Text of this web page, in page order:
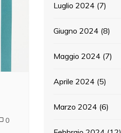
0
Luglio 2024 (7)
Giugno 2024 (8)
Maggio 2024 (7)
Aprile 2024 (5)
Marzo 2024 (6)